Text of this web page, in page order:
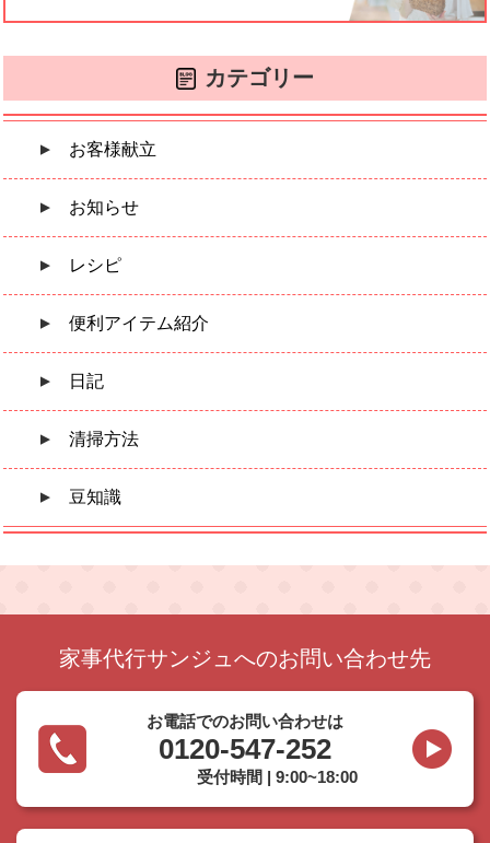
カテゴリー
お客様献立
お知らせ
レシピ
便利アイテム紹介
日記
清掃方法
豆知識
家事代行サンジュへのお問い合わせ先
お電話でのお問い合わせは
0120-547-252
受付時間 | 9:00~18:00